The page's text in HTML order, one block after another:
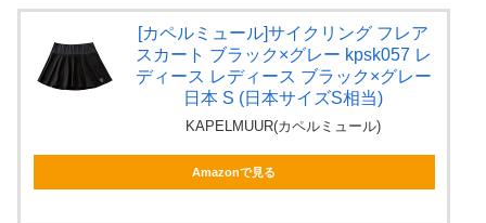
[カペルミュール]サイクリング フレア
スカート ブラック×グレー kpsk057 レ
ディース レディース ブラック×グレー
日本 S (日本サイズS相当)
KAPELMUUR(カペルミュール)
Amazonで見る